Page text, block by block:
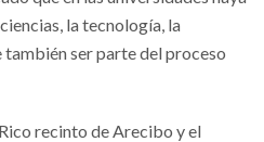
la tecnología, la
también ser parte del proceso
recinto de Arecibo y el